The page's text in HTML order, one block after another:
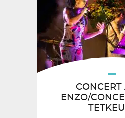
CONCERT
ENZO/